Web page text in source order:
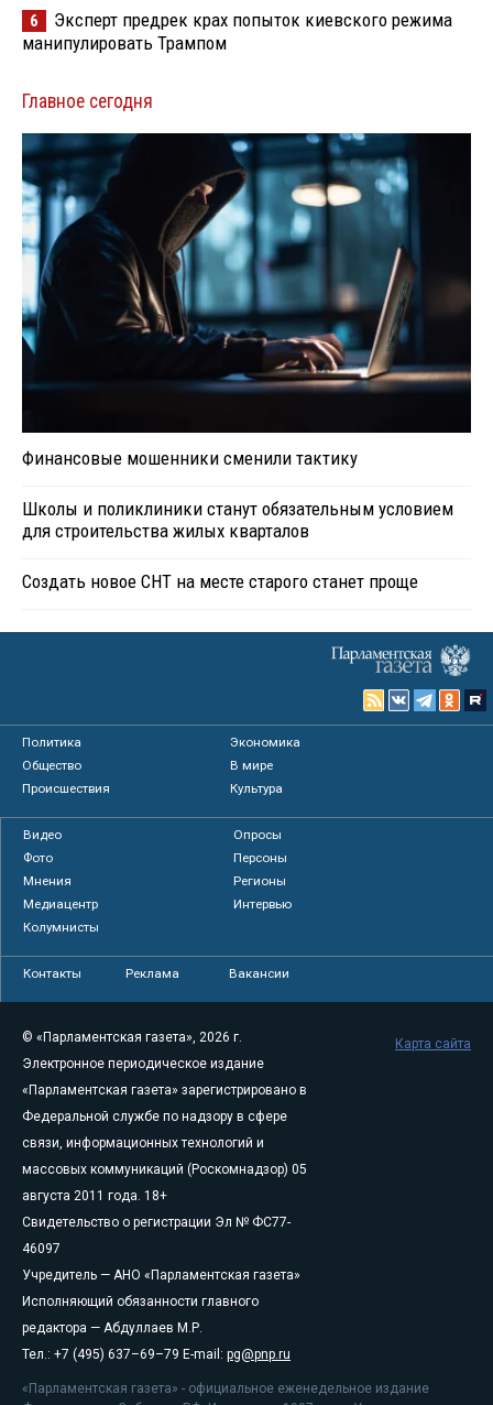
6
Эксперт предрек крах попыток киевского режима
манипулировать Трампом
Главное сегодня
Финансовые мошенники сменили тактику
Школы и поликлиники станут обязательным условием
для строительства жилых кварталов
Создать новое СНТ на месте старого станет проще
Политика
Экономика
Общество
В мире
Происшествия
Культура
Видео
Опросы
Фото
Персоны
Мнения
Регионы
Медиацентр
Интервью
Колумнисты
Контакты Реклама Вакансии
© «Парламентская газета», 2026 г.
Электронное периодическое издание
«Парламентская газета» зарегистрировано в
Федеральной службе по надзору в сфере
связи, информационных технологий и
массовых коммуникаций (Роскомнадзор) 05
августа 2011 года. 18+
Свидетельство о регистрации Эл № ФС77-
46097
Учредитель — АНО «Парламентская газета»
Исполняющий обязанности главного
редактора — Абдуллаев М.Р.
Тел.: +7 (495) 637–69–79 E-mail: pg@pnp.ru
«Парламентская газета» - официальное еженедельное издание
Карта сайта